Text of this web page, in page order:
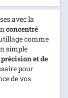
avec la
concentré
comme
simple
précision et de
pour
de vos